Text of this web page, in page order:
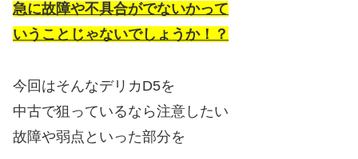
急に故障や不具合がでないかって
いうことじゃないでしょうか！？
今回はそんなデリカD5を
中古で狙っているなら注意したい
故障や弱点といった部分を